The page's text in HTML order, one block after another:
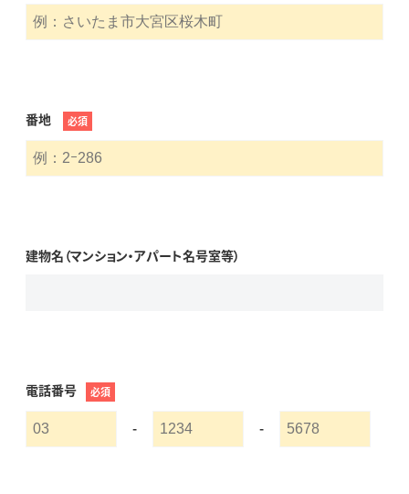
番地 必須
建物名（マンション・アパート名号室等）
電話番号 必須
- -